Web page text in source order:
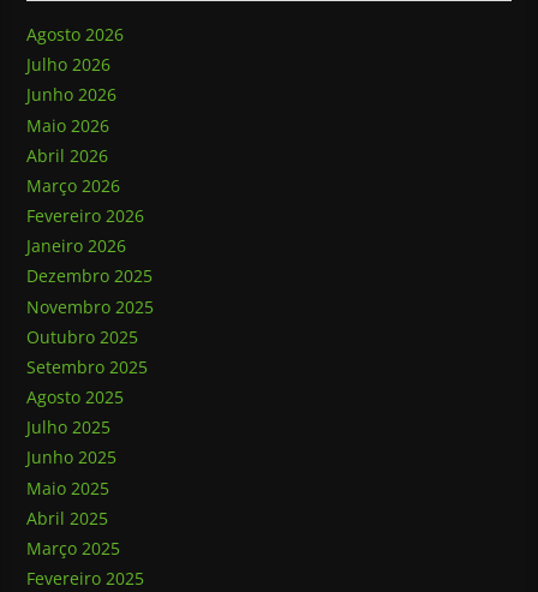
Agosto 2026
Julho 2026
Junho 2026
Maio 2026
Abril 2026
Março 2026
Fevereiro 2026
Janeiro 2026
Dezembro 2025
Novembro 2025
Outubro 2025
Setembro 2025
Agosto 2025
Julho 2025
Junho 2025
Maio 2025
Abril 2025
Março 2025
Fevereiro 2025